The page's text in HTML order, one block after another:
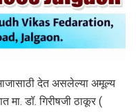
देत असलेल्या अमूल्य
मा. डॉ. गिरीषजी ठाकूर (